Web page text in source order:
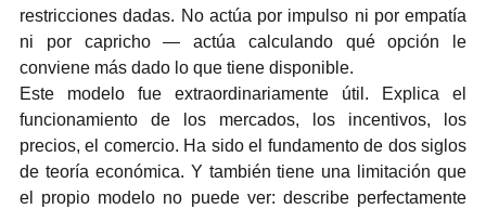
restricciones dadas. No actúa por impulso ni por empatía
ni por capricho — actúa calculando qué opción le
conviene más dado lo que tiene disponible.
Este modelo fue extraordinariamente útil. Explica el
funcionamiento de los mercados, los incentivos, los
precios, el comercio. Ha sido el fundamento de dos siglos
de teoría económica. Y también tiene una limitación que
el propio modelo no puede ver: describe perfectamente